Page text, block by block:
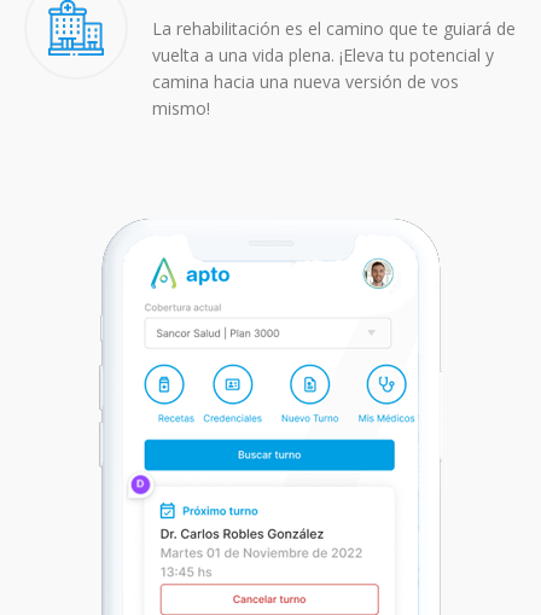
La rehabilitación es el camino que te guiará de
vuelta a una vida plena. ¡Eleva tu potencial y
camina hacia una nueva versión de vos
mismo!